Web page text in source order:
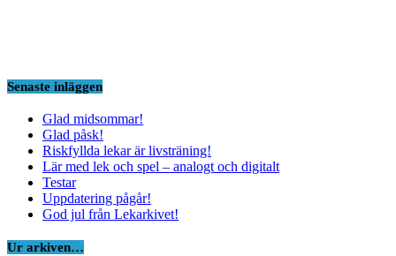
Senaste inläggen
Glad midsommar!
Glad påsk!
Riskfyllda lekar är livsträning!
Lär med lek och spel – analogt och digitalt
Testar
Uppdatering pågår!
God jul från Lekarkivet!
Ur arkiven…